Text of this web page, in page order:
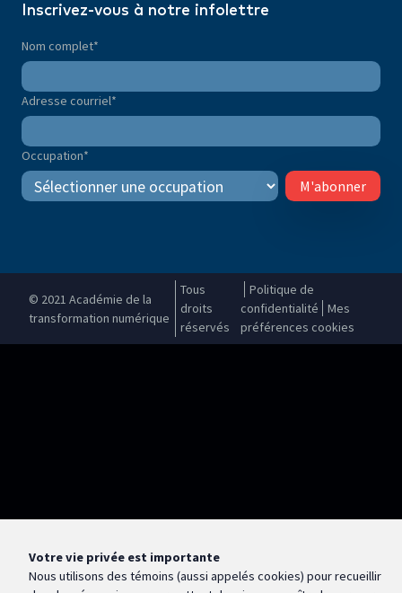
Inscrivez-vous à notre infolettre
Nom complet*
Adresse courriel*
Occupation*
M'abonner
© 2021 Académie de la
transformation numérique
Tous
droits
réservés
Politique de
confidentialité
Mes
préférences cookies
Votre vie privée est importante
Nous utilisons des témoins (aussi appelés cookies) pour recueillir